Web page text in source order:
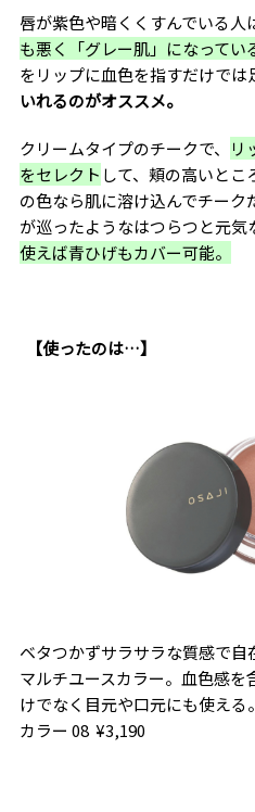
唇が紫色や暗くくすんでいる人
も悪く「グレー肌」になってい
をリップに血色を指すだけでは
いれるのがオススメ。
クリームタイプのチークで、
リ
をセレクト して、頬の高いとこ
の色なら肌に溶け込んでチー
が巡ったようなはつらつと元気
使えば青ひげもカバー可能。
【使ったのは…】
ベタつかずサラサラな質感で
マルチユースカラー。血色感を
けでなく目元や口元にも使える
カラー 08 ¥3,190